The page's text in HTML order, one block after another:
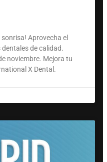
Aprovecha el
dentales de calidad.
noviembre. Mejora tu
X Dental.